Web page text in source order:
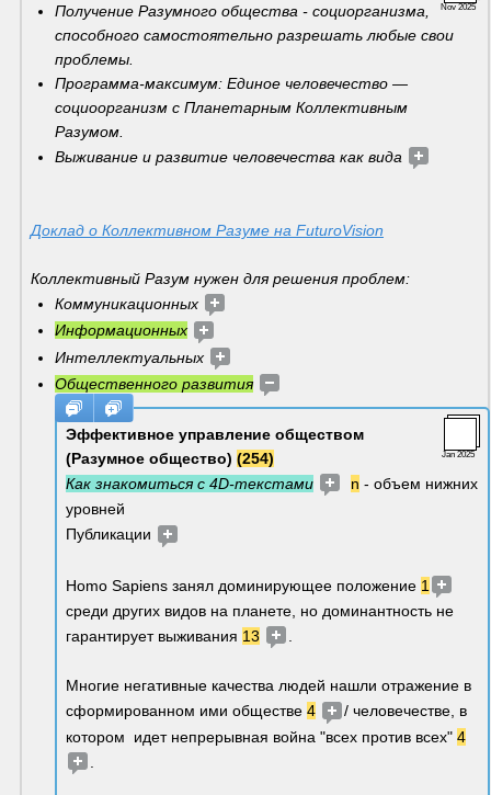
Nov 2025
Получение Разумного общества - социорганизма,
способного самостоятельно разрешать любые свои
проблемы.
Программа-максимум: Единое человечество —
социоорганизм с Планетарным Коллективным
Разумом.
Выживание и развитие человечества как вида
Доклад о Коллективном Разуме на FuturoVision
Коллективный Разум нужен для решения проблем:
Коммуникационных
Информационных
Интеллектуальных
Общественного развития
Jan 2025
Эффективное управление обществом
(Разумное общество) (254)
Как знакомиться с 4D-текстами
n - объем нижних
уровней
Публикации
Homo Sapiens занял доминирующее положение 1
среди других видов на планете, но доминантность не
гарантирует выживания 13
Многие негативные качества людей нашли отражение в
сформированном ими обществе 4
/ человечестве, в
котором  идет непрерывная война "всех против всех" 4